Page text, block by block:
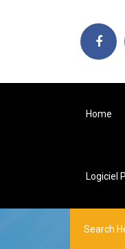
Home
Logiciel